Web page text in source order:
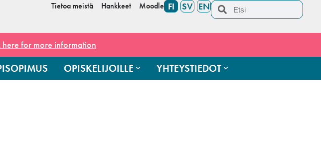
Tietoa meistä Hankkeet Moodle FI SV EN
for more information
OPISKELIJOILLE YHTEYSTIEDOT